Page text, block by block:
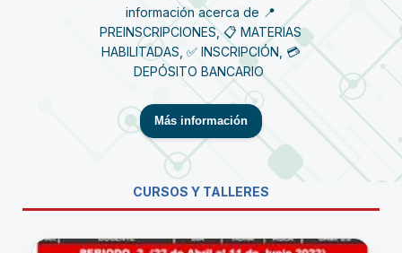
información acerca de 📍
PREINSCRIPCIONES, 📋 MATERIAS
HABILITADAS, ✅ INSCRIPCIÓN, 💳
DEPÓSITO BANCARIO
Más información
CURSOS Y TALLERES